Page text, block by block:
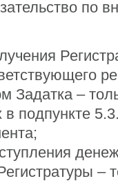
по
Задатка –
в подпункте
–